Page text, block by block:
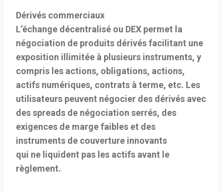
Dérivés commerciaux
L’échange décentralisé ou DEX permet la
négociation de produits dérivés facilitant une
exposition illimitée à plusieurs instruments, y
compris les actions, obligations, actions,
actifs numériques, contrats à terme, etc. Les
utilisateurs peuvent négocier des dérivés avec
des spreads de négociation serrés, des
exigences de marge faibles et des
instruments de couverture innovants
qui ne liquident pas les actifs avant le
règlement.